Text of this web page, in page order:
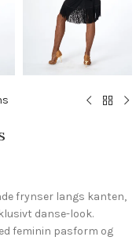
frynser langs kanten,
danse-look.
feminin pasform og